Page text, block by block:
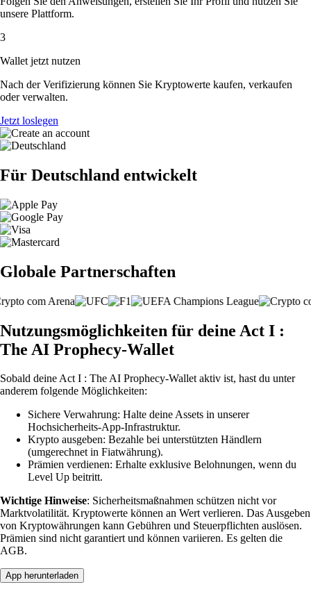
unsere Plattform.
3
Wallet jetzt nutzen
Nach der Verifizierung können Sie Kryptowerte kaufen, verkaufen
oder verwalten.
Jetzt loslegen
Für Deutschland entwickelt
Globale Partnerschaften
Nutzungsmöglichkeiten für deine Act I :
The AI Prophecy-Wallet
Sobald deine Act I : The AI Prophecy-Wallet aktiv ist, hast du unter
anderem folgende Möglichkeiten:
Sichere Verwahrung: Halte deine Assets in unserer
Hochsicherheits-App-Infrastruktur.
Krypto ausgeben: Bezahle bei unterstützten Händlern
(umgerechnet in Fiatwährung).
Prämien verdienen: Erhalte exklusive Belohnungen, wenn du
Level Up beitritt.
Wichtige Hinweise: Sicherheitsmaßnahmen schützen nicht vor
Marktvolatilität. Kryptowerte können an Wert verlieren. Das Ausgeben
von Kryptowährungen kann Gebühren und Steuerpflichten auslösen.
Prämien sind nicht garantiert und können variieren. Es gelten die
AGB.
App herunterladen